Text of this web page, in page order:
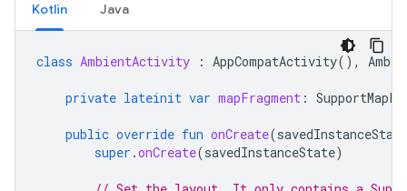
Kotlin Java
class AmbientActivity : AppCompatActivity(),
private lateinit var mapFragment :
public override fun onCreate(savedInstanceState
super .onCreate(savedInstanceState)